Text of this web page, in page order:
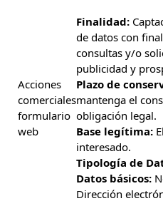
Acciones
comerciales
formulario
web
Finalidad:
de datos con
consultas y/o
publicidad y
Plazo de
mantenga el
obligación legal.
Base legítima:
interesado.
Tipología de
Datos básicos:
Dirección